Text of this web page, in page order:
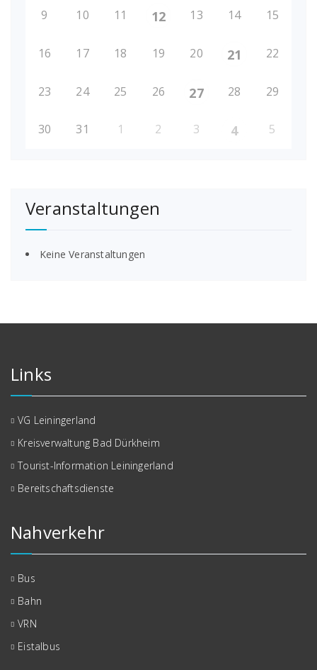
9 10 11 12 13 14 15
16 17 18 19 20 21 22
23 24 25 26 27 28 29
30 31 1 2 3 4 5
Veranstaltungen
Keine Veranstaltungen
Links
VG Leiningerland
Kreisverwaltung Bad Dürkheim
Tourist-Information Leiningerland
Bereitschaftsdienste
Nahverkehr
Bus
Bahn
VRN
Eistalbus